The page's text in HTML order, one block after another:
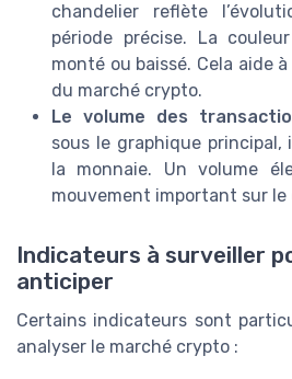
chandelier reflète
période précise. La
monté ou baissé. Cela aide
du marché crypto.
Le volume des
sous le graphique principal,
la monnaie. Un volume
mouvement important sur
Indicateurs à surveiller
anticiper
Certains indicateurs sont
analyser le marché crypto :